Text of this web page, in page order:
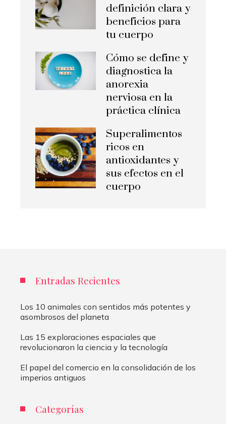
definición clara y
beneficios para
tu cuerpo
Cómo se define y
diagnostica la
anorexia
nerviosa en la
práctica clínica
Superalimentos
ricos en
antioxidantes y
sus efectos en el
cuerpo
Entradas Recientes
Los 10 animales con sentidos más potentes y
asombrosos del planeta
Las 15 exploraciones espaciales que
revolucionaron la ciencia y la tecnología
El papel del comercio en la consolidación de los
imperios antiguos
Categorías